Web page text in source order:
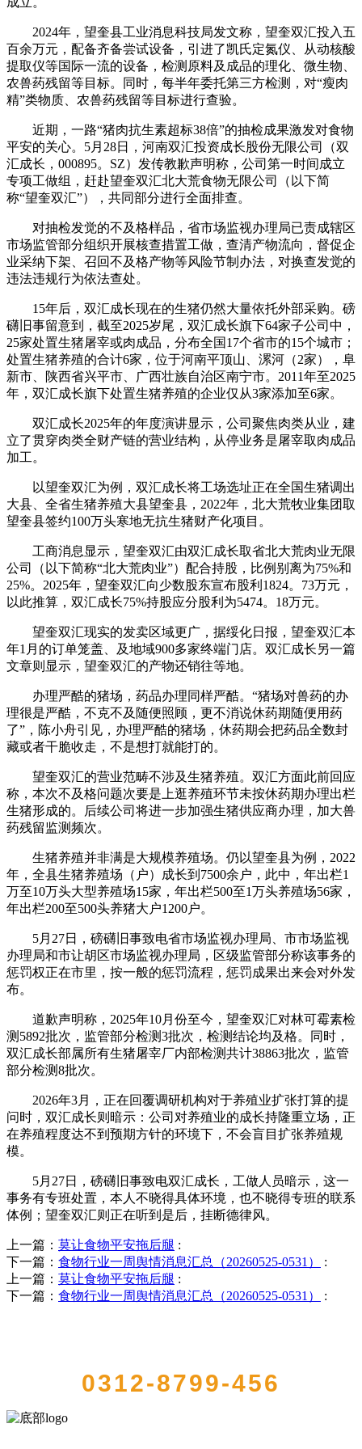
2024年，望奎县工业消息科技局发文称，望奎双汇投入五
百余万元，配备齐备尝试设备，引进了凯氏定氮仪、从动核酸
提取仪等国际一流的设备，检测原料及成品的理化、微生物、
农兽药残留等目标。同时，每半年委托第三方检测，对“瘦肉
精”类物质、农兽药残留等目标进行查验。
近期，一路“猪肉抗生素超标38倍”的抽检成果激发对食物
平安的关心。5月28日，河南双汇投资成长股份无限公司（双
汇成长，000895。SZ）发传教歉声明称，公司第一时间成立
专项工做组，赶赴望奎双汇北大荒食物无限公司（以下简
称“望奎双汇”），共同部分进行全面排查。
对抽检发觉的不及格样品，省市场监视办理局已责成辖区
市场监管部分组织开展核查措置工做，查清产物流向，督促企
业采纳下架、召回不及格产物等风险节制办法，对换查发觉的
违法违规行为依法查处。
15年后，双汇成长现在的生猪仍然大量依托外部采购。磅
礴旧事留意到，截至2025岁尾，双汇成长旗下64家子公司中，
25家处置生猪屠宰或肉成品，分布全国17个省市的15个城市；
处置生猪养殖的合计6家，位于河南平顶山、漯河（2家），阜
新市、陕西省兴平市、广西壮族自治区南宁市。2011年至2025
年，双汇成长旗下处置生猪养殖的企业仅从3家添加至6家。
双汇成长2025年的年度演讲显示，公司聚焦肉类从业，建
立了贯穿肉类全财产链的营业结构，从停业务是屠宰取肉成品
加工。
以望奎双汇为例，双汇成长将工场选址正在全国生猪调出
大县、全省生猪养殖大县望奎县，2022年，北大荒牧业集团取
望奎县签约100万头寒地无抗生猪财产化项目。
工商消息显示，望奎双汇由双汇成长取省北大荒肉业无限
公司（以下简称“北大荒肉业”）配合持股，比例别离为75%和
25%。2025年，望奎双汇向少数股东宣布股利1824。73万元，
以此推算，双汇成长75%持股应分股利为5474。18万元。
望奎双汇现实的发卖区域更广，据绥化日报，望奎双汇本
年1月的订单笼盖、及地域900多家终端门店。双汇成长另一篇
文章则显示，望奎双汇的产物还销往等地。
办理严酷的猪场，药品办理同样严酷。“猪场对兽药的办
理很是严酷，不克不及随便照顾，更不消说休药期随便用药
了”，陈小舟引见，办理严酷的猪场，休药期会把药品全数封
藏或者干脆收走，不是想打就能打的。
望奎双汇的营业范畴不涉及生猪养殖。双汇方面此前回应
称，本次不及格问题次要是上逛养殖环节未按休药期办理出栏
生猪形成的。后续公司将进一步加强生猪供应商办理，加大兽
药残留监测频次。
生猪养殖并非满是大规模养殖场。仍以望奎县为例，2022
年，全县生猪养殖场（户）成长到7500余户，此中，年出栏1
万至10万头大型养殖场15家，年出栏500至1万头养殖场56家，
年出栏200至500头养猪大户1200户。
5月27日，磅礴旧事致电省市场监视办理局、市市场监视
办理局和市让胡区市场监视办理局，区级监管部分称该事务的
惩罚权正在市里，按一般的惩罚流程，惩罚成果出来会对外发
布。
道歉声明称，2025年10月份至今，望奎双汇对林可霉素检
测5892批次，监管部分检测3批次，检测结论均及格。同时，
双汇成长部属所有生猪屠宰厂内部检测共计38863批次，监管
部分检测8批次。
2026年3月，正在回覆调研机构对于养殖业扩张打算的提
问时，双汇成长则暗示：公司对养殖业的成长持隆重立场，正
在养殖程度达不到预期方针的环境下，不会盲目扩张养殖规
模。
5月27日，磅礴旧事致电双汇成长，工做人员暗示，这一
事务有专班处置，本人不晓得具体环境，也不晓得专班的联系
体例；望奎双汇则正在听到是后，挂断德律风。
上一篇： 莫让食物平安拖后腿 :
下一篇： 食物行业一周舆情消息汇总（20260525-0531）
:
上一篇： 莫让食物平安拖后腿 :
下一篇： 食物行业一周舆情消息汇总（20260525-0531） :
0312-8799-456